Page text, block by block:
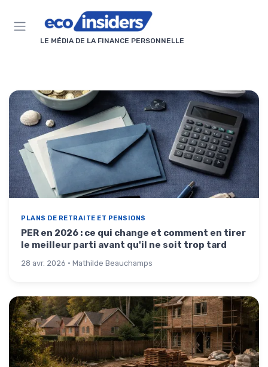
LE MÉDIA DE LA FINANCE PERSONNELLE
PLANS DE RETRAITE ET PENSIONS
PER en 2026 : ce qui change et comment en tirer
le meilleur parti avant qu'il ne soit trop tard
28 avr. 2026 · Mathilde Beauchamps